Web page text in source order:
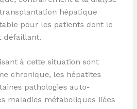
hépatique
pour les patients dont le
défaillant.
à cette situation sont
chronique, les hépatites
pathologies auto-
maladies métaboliques liées